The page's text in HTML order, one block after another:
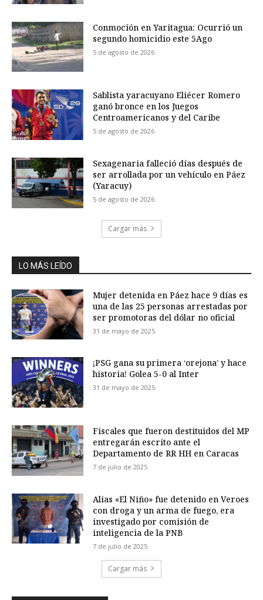
Conmoción en Yaritagua: Ocurrió un
segundo homicidio este 5Ago
5 de agosto de 2026
Sablista yaracuyano Eliécer Romero
ganó bronce en los Juegos
Centroamericanos y del Caribe
5 de agosto de 2026
Sexagenaria falleció días después de
ser arrollada por un vehículo en Páez
(Yaracuy)
5 de agosto de 2026
Cargar más
LO MÁS LEÍDO
Mujer detenida en Páez hace 9 días es
una de las 25 personas arrestadas por
ser promotoras del dólar no oficial
31 de mayo de 2025
¡PSG gana su primera ‘orejona’ y hace
historia! Golea 5-0 al Inter
31 de mayo de 2025
Fiscales que fueron destituidos del MP
entregarán escrito ante el
Departamento de RR HH en Caracas
7 de julio de 2025
Alias «El Niño» fue detenido en Veroes
con droga y un arma de fuego, era
investigado por comisión de
inteligencia de la PNB
7 de julio de 2025
Cargar más